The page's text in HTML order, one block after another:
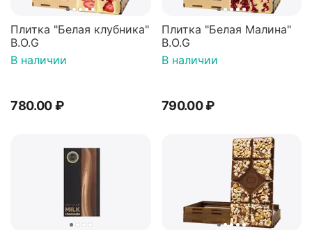
Плитка "Белая клубника"
B.O.G
В наличии
780.00₽
Плитка "Белая Малина"
B.O.G
В наличии
790.00₽